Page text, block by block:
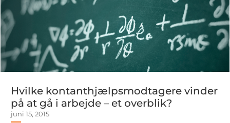
Hvilke kontanthjælpsmodtagere vinder
på at gå i arbejde – et overblik?
juni 15, 2015